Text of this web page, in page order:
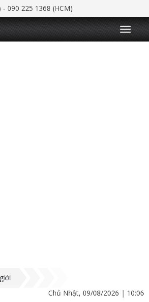
090 225 1368 (HCM)
T
o
g
Chủ Nhật, 09/08/2026 | 10:06